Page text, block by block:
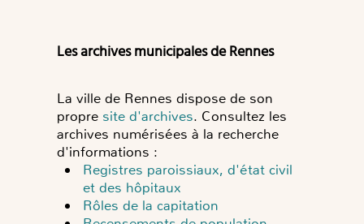
Les archives municipales de Rennes
La ville de Rennes dispose de son
propre site d'archives. Consultez les
archives numérisées à la recherche
d'informations :
Registres paroissiaux, d'état civil
et des hôpitaux
Rôles de la capitation